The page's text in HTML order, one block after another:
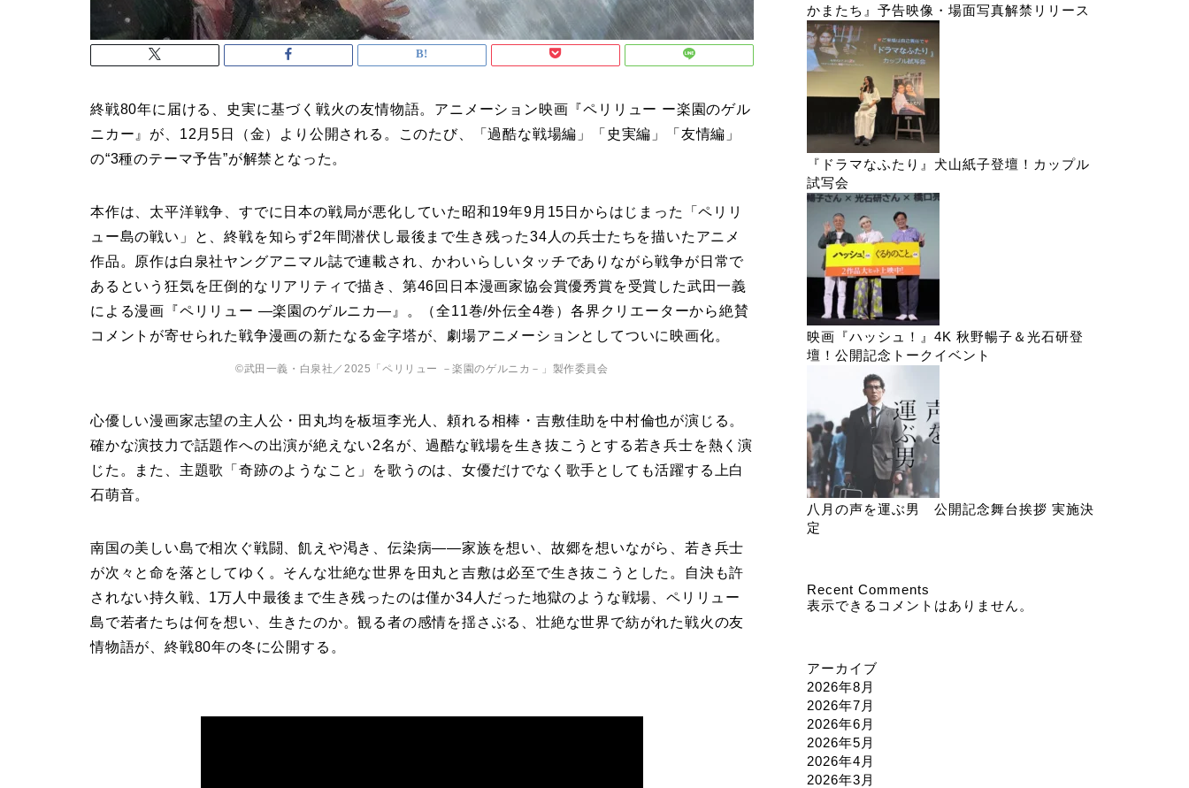
終戦80年に届ける、史実に基づく戦火の友情物語。アニメーション映画『ペリリュー ー楽園のゲル
ニカー』が、12月5日（金）より公開される。このたび、「過酷な戦場編」「史実編」「友情編」
の“3種のテーマ予告”が解禁となった。
本作は、太平洋戦争、すでに日本の戦局が悪化していた昭和19年9月15日からはじまった「ペリリ
ュー島の戦い」と、終戦を知らず2年間潜伏し最後まで生き残った34人の兵士たちを描いたアニメ
作品。原作は白泉社ヤングアニマル誌で連載され、かわいらしいタッチでありながら戦争が日常で
あるという狂気を圧倒的なリアリティで描き、第46回日本漫画家協会賞優秀賞を受賞した武田一義
による漫画『ペリリュー ―楽園のゲルニカ―』。（全11巻/外伝全4巻）各界クリエーターから絶賛
コメントが寄せられた戦争漫画の新たなる金字塔が、劇場アニメーションとしてついに映画化。
©武田一義・白泉社／2025「ペリリュー －楽園のゲルニカ－」製作委員会
心優しい漫画家志望の主人公・田丸均を板垣李光人、頼れる相棒・吉敷佳助を中村倫也が演じる。
確かな演技力で話題作への出演が絶えない2名が、過酷な戦場を生き抜こうとする若き兵士を熱く演
じた。また、主題歌「奇跡のようなこと」を歌うのは、女優だけでなく歌手としても活躍する上白
石萌音。
南国の美しい島で相次ぐ戦闘、飢えや渇き、伝染病——家族を想い、故郷を想いながら、若き兵士
が次々と命を落としてゆく。そんな壮絶な世界を田丸と吉敷は必至で生き抜こうとした。自決も許
されない持久戦、1万人中最後まで生き残ったのは僅か34人だった地獄のような戦場、ペリリュー
島で若者たちは何を想い、生きたのか。観る者の感情を揺さぶる、壮絶な世界で紡がれた戦火の友
情物語が、終戦80年の冬に公開する。
かまたち』予告映像・場面写真解禁リリース
『ドラマなふたり』犬山紙子登壇！カップル
試写会
映画『ハッシュ！』4K 秋野暢子＆光石研登
壇！公開記念トークイベント
八月の声を運ぶ男 公開記念舞台挨拶 実施決
定
Recent Comments
表示できるコメントはありません。
アーカイブ
2026年8月
2026年7月
2026年6月
2026年5月
2026年4月
2026年3月